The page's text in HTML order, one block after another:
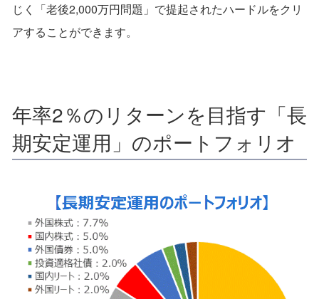
じく「老後2,000万円問題」で提起されたハードルをクリ
アすることができます。
年率2％のリターンを目指す「長
期安定運用」のポートフォリオ